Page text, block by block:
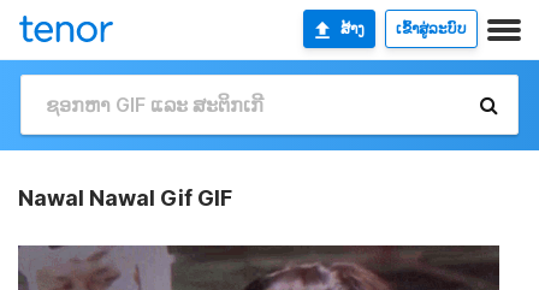
ສ້າງ ເຂົ້າສູ່ລະບົບ
Nawal Nawal Gif GIF